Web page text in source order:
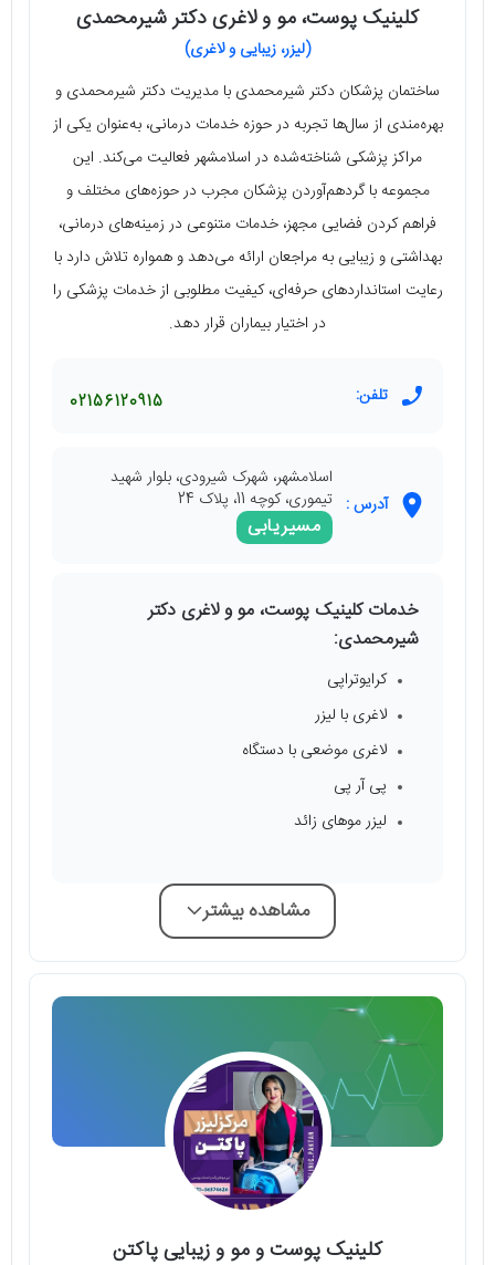
کلینیک پوست، مو و لاغری دکتر شیرمحمدی
(لیزر، زیبایی و لاغری)
ساختمان پزشکان دکتر شیرمحمدی با مدیریت دکتر شیرمحمدی و
بهره‌مندی از سال‌ها تجربه در حوزه خدمات درمانی، به‌عنوان یکی از
مراکز پزشکی شناخته‌شده در اسلامشهر فعالیت می‌کند. این
مجموعه با گردهم‌آوردن پزشکان مجرب در حوزه‌های مختلف و
فراهم کردن فضایی مجهز، خدمات متنوعی در زمینه‌های درمانی،
بهداشتی و زیبایی به مراجعان ارائه می‌دهد و همواره تلاش دارد با
رعایت استانداردهای حرفه‌ای، کیفیت مطلوبی از خدمات پزشکی را
در اختیار بیماران قرار دهد.
تلفن: 02156120915
آدرس :
اسلامشهر، شهرک شیرودی، بلوار شهید
تیموری، کوچه 11، پلاک 24
مسیریابی
خدمات کلینیک پوست، مو و لاغری دکتر
شیرمحمدی:
کرایوتراپی
لاغری با لیزر
لاغری موضعی با دستگاه
پی آر پی
لیزر موهای زائد
مشاهده بیشتر
کلینیک پوست و مو و زیبایی پاکتن